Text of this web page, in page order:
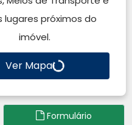
Do Vale I -
, RS
| GRAVATAÍ | MORADA DO
I
Formulário
lugares próximos do
imóvel.
Ver Mapa